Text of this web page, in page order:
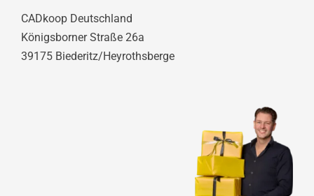
CADkoop Deutschland
Königsborner Straße 26a
39175 Biederitz/Heyrothsberge